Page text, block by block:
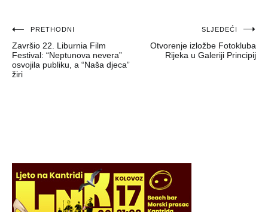
Navigacija
objava
PRETHODNI
Završio 22. Liburnia Film
Festival: “Neptunova nevera”
osvojila publiku, a “Naša djeca”
žiri
SLJEDEĆI
Otvorenje izložbe Fotokluba
Rijeka u Galeriji Principij